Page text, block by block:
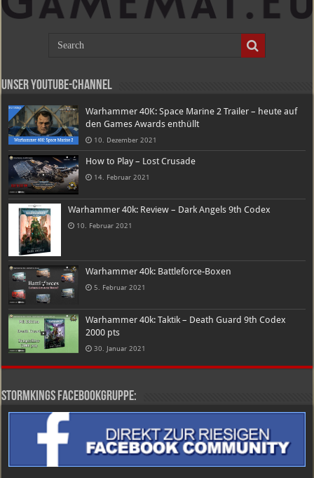
Unser Youtube-Channel
Warhammer 40K: Space Marine 2 Trailer – heute auf
den Games Awards enthüllt
10. Dezember 2021
How to Play – Lost Crusade
14. Februar 2021
Warhammer 40k: Review – Dark Angels 9th Codex
10. Februar 2021
Warhammer 40k: Battleforce-Boxen
5. Februar 2021
Warhammer 40k: Taktik – Death Guard 9th Codex
2000 pts
30. Januar 2021
Stormkings Facebookgruppe: